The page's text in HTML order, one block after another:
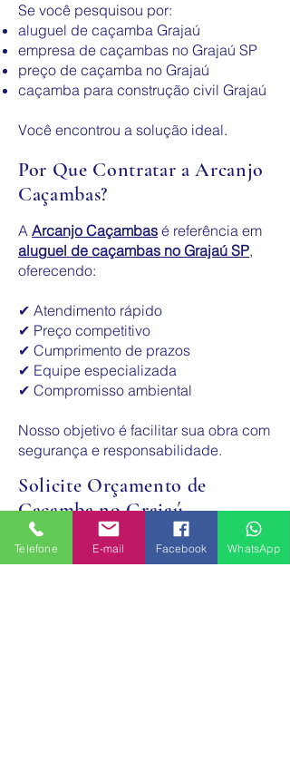
Se você pesquisou por:
aluguel de caçamba Grajaú
empresa de caçambas no Grajaú SP
preço de caçamba no Grajaú
caçamba para construção civil Grajaú
Você encontrou a solução ideal.
Por Que Contratar a Arcanjo
Caçambas?
A Arcanjo Caçambas é referência em
aluguel de caçambas no Grajaú SP,
oferecendo:
✔ Atendimento rápido
✔ Preço competitivo
✔ Cumprimento de prazos
✔ Equipe especializada
✔ Compromisso ambiental
Nosso objetivo é facilitar sua obra com
segurança e responsabilidade.
Solicite Orçamento de
Caçamba no Grajaú
Precisa de locação de caçamba no
Grajaú SP com entrega rápida?
Telefone E-mail Facebook WhatsApp